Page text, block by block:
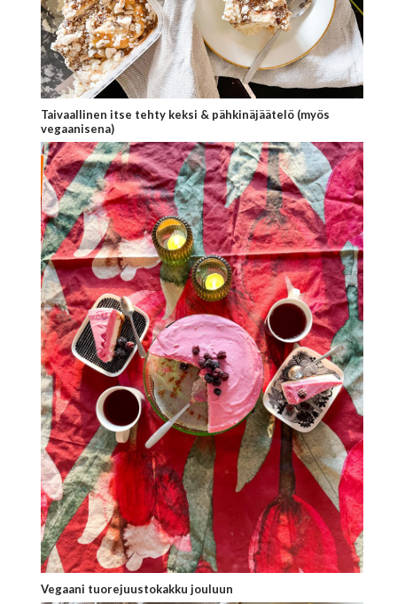
Taivaallinen itse tehty keksi & pähkinäjäätelö (myös
vegaanisena)
Vegaani tuorejuustokakku jouluun